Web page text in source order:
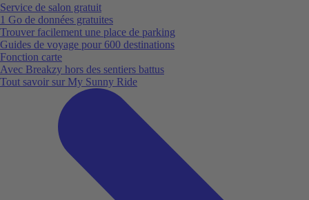
Service de salon gratuit
1 Go de données gratuites
Trouver facilement une place de parking
Guides de voyage pour 600 destinations
Fonction carte
Avec Breakzy hors des sentiers battus
Tout savoir sur My Sunny Ride